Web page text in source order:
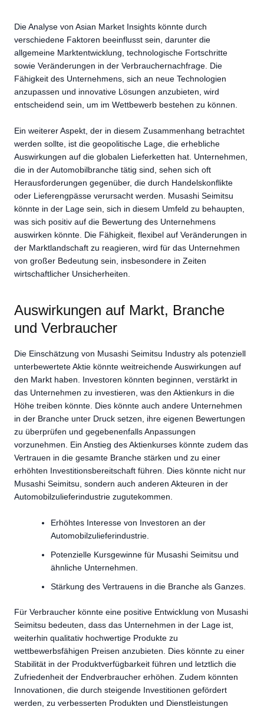
Die Analyse von Asian Market Insights könnte durch
verschiedene Faktoren beeinflusst sein, darunter die
allgemeine Marktentwicklung, technologische Fortschritte
sowie Veränderungen in der Verbrauchernachfrage. Die
Fähigkeit des Unternehmens, sich an neue Technologien
anzupassen und innovative Lösungen anzubieten, wird
entscheidend sein, um im Wettbewerb bestehen zu können.
Ein weiterer Aspekt, der in diesem Zusammenhang betrachtet
werden sollte, ist die geopolitische Lage, die erhebliche
Auswirkungen auf die globalen Lieferketten hat. Unternehmen,
die in der Automobilbranche tätig sind, sehen sich oft
Herausforderungen gegenüber, die durch Handelskonflikte
oder Lieferengpässe verursacht werden. Musashi Seimitsu
könnte in der Lage sein, sich in diesem Umfeld zu behaupten,
was sich positiv auf die Bewertung des Unternehmens
auswirken könnte. Die Fähigkeit, flexibel auf Veränderungen in
der Marktlandschaft zu reagieren, wird für das Unternehmen
von großer Bedeutung sein, insbesondere in Zeiten
wirtschaftlicher Unsicherheiten.
Auswirkungen auf Markt, Branche
und Verbraucher
Die Einschätzung von Musashi Seimitsu Industry als potenziell
unterbewertete Aktie könnte weitreichende Auswirkungen auf
den Markt haben. Investoren könnten beginnen, verstärkt in
das Unternehmen zu investieren, was den Aktienkurs in die
Höhe treiben könnte. Dies könnte auch andere Unternehmen
in der Branche unter Druck setzen, ihre eigenen Bewertungen
zu überprüfen und gegebenenfalls Anpassungen
vorzunehmen. Ein Anstieg des Aktienkurses könnte zudem das
Vertrauen in die gesamte Branche stärken und zu einer
erhöhten Investitionsbereitschaft führen. Dies könnte nicht nur
Musashi Seimitsu, sondern auch anderen Akteuren in der
Automobilzulieferindustrie zugutekommen.
Erhöhtes Interesse von Investoren an der
Automobilzulieferindustrie.
Potenzielle Kursgewinne für Musashi Seimitsu und
ähnliche Unternehmen.
Stärkung des Vertrauens in die Branche als Ganzes.
Für Verbraucher könnte eine positive Entwicklung von Musashi
Seimitsu bedeuten, dass das Unternehmen in der Lage ist,
weiterhin qualitativ hochwertige Produkte zu
wettbewerbsfähigen Preisen anzubieten. Dies könnte zu einer
Stabilität in der Produktverfügbarkeit führen und letztlich die
Zufriedenheit der Endverbraucher erhöhen. Zudem könnten
Innovationen, die durch steigende Investitionen gefördert
werden, zu verbesserten Produkten und Dienstleistungen